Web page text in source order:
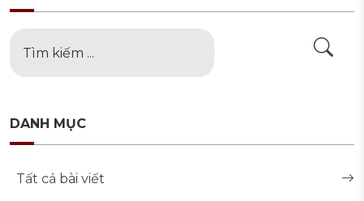
DANH MỤC
Tất cả bài viết